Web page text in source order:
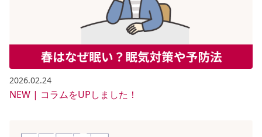
2026.02.24
NEW | コラムをUPしました！